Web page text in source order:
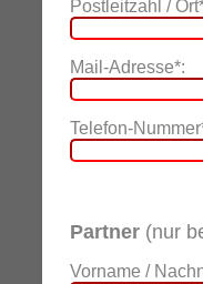
Postleitzahl /
Mail-Adresse*:
Telefon-
Partner (nur
Vorname /